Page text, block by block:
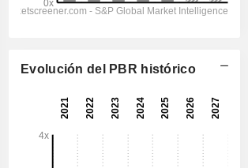
362,5 366,5 390,4
156,3 155,6 172
119,75 119,75
24.426
Evolución del PBR histórico